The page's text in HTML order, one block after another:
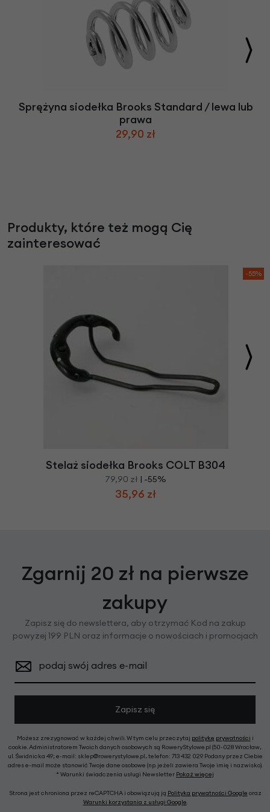
Sprężyna siodełka Brooks Standard / lewa lub
prawa
29,90 zł
Produkty, które też mogą Cię
zainteresować
-55%
Stelaż siodełka Brooks COLT B304
79,90 zł | -55%
35,96 zł
Zgarnij 20 zł na pierwsze
zakupy
Zapisz się do newslettera, aby otrzymać Kod na zakup
powyżej 199 PLN oraz informacje o nowościach i promocjach
podaj swój adres e-mail
Zapisz się
Możesz zrezygnować w każdej chwili. W tym celu przeczytaj politykę prywatności i
cookie. Administratorem Twoich danych osobowych są RoweryStylowe.pl (50-028 Wrocław,
ul. Świdnicka 49; e-mail: sklep@rowerystylowe.pl, telefon: 713 432 029. Podany przez Ciebie
adres e-mail może stanowić Twoje dane osobowe (np. jeżeli zawiera Twoje imię i nazwisko).
* Warunki świadczenia usługi Newsletter Pokaż więcej
Strona jest chroniona przez reCAPTCHA i obowiązują ją Polityka prywatności Google oraz
Warunki korzystania z usługi Google.